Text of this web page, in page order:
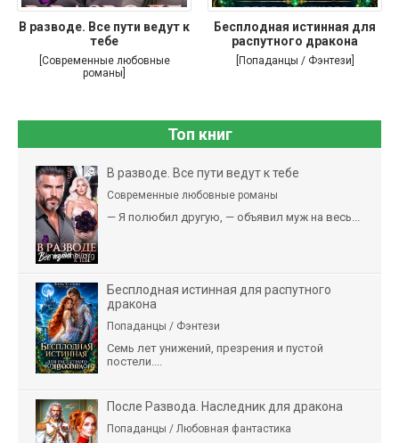
В разводе. Все пути ведут к
тебе
[Современные любовные
романы]
Бесплодная истинная для
распутного дракона
[Попаданцы / Фэнтези]
Топ книг
В разводе. Все пути ведут к тебе
Современные любовные романы
— Я полюбил другую, — объявил муж на весь...
Бесплодная истинная для распутного
дракона
Попаданцы / Фэнтези
Семь лет унижений, презрения и пустой
постели....
После Развода. Наследник для дракона
Попаданцы / Любовная фантастика